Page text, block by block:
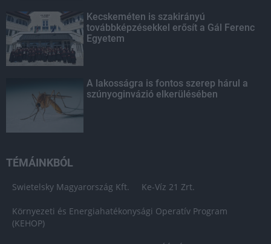
Kecskeméten is szakirányú
továbbképzésekkel erősít a Gál Ferenc
Egyetem
A lakosságra is fontos szerep hárul a
szúnyoginvázió elkerülésében
TÉMÁINKBÓL
Swietelsky Magyarország Kft. Ke-Víz 21 Zrt.
Környezeti és Energiahatékonysági Operatív Program
(KEHOP)